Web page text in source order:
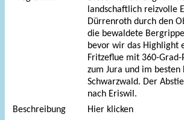
landschaftlich reizvolle
Dürrenroth durch den
die bewaldete
bevor wir das Highlight
Fritzeflue mit 360-
zum Jura und im besten
Schwarzwald. Der
nach Eriswil.
Beschreibung
Hier klicken